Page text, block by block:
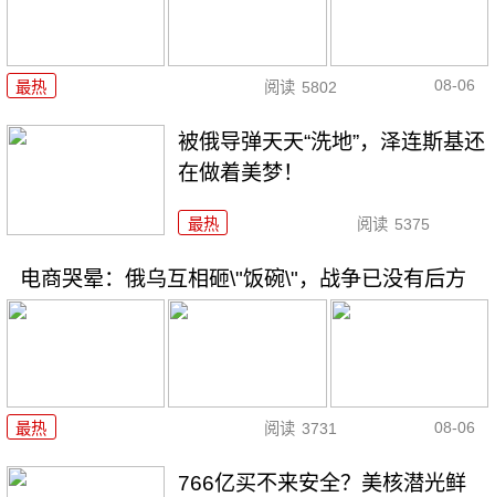
最热 阅读 5802 08-06
被俄导弹天天“洗地”，泽连斯基还
在做着美梦！
最热 阅读 5375
电商哭晕：俄乌互相砸\"饭碗\"，战争已没有后方
最热 阅读 3731 08-06
766亿买不来安全？美核潜光鲜